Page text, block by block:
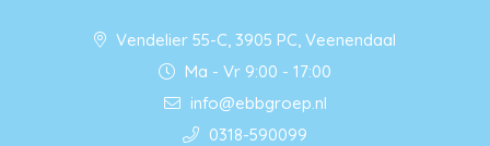
Vendelier 55-C, 3905 PC, Veenendaal
Ma - Vr 9:00 - 17:00
info@ebbgroep.nl
0318-590099